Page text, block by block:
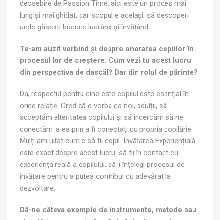
deosebire de Passion Time, aici este un proces mai
lung și mai ghidat, dar scopul e același: să descoperi
unde găsești bucurie lucrând și învățând.
Te-am auzit vorbind și despre onorarea copiilor în
procesul lor de creștere. Cum vezi tu acest lucru
din perspectiva de dascăl? Dar din rolul de părinte?
Da, respectul pentru cine este copilul este esențial în
orice relație. Cred că e vorba ca noi, adulții, să
acceptăm alteritatea copilului și să încercăm să ne
conectăm la ea prin a fi conectați cu propria copilărie.
Mulți am uitat cum e să fii copil. Învățarea Experiențială
este exact despre acest lucru: să fii în contact cu
experiența reală a copilului, să-i înțelegi procesul de
învățare pentru a putea contribui cu adevărat la
dezvoltare.
Dă-ne câteva exemple de instrumente, metode sau